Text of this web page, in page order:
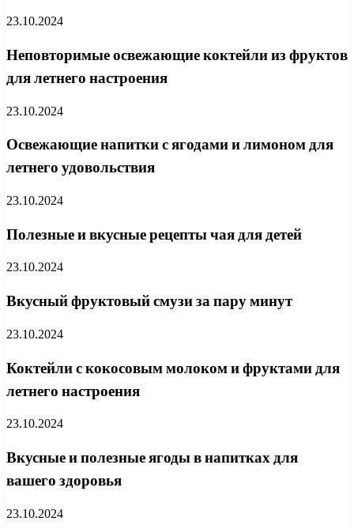
23.10.2024
Неповторимые освежающие коктейли из фруктов
для летнего настроения
23.10.2024
Освежающие напитки с ягодами и лимоном для
летнего удовольствия
23.10.2024
Полезные и вкусные рецепты чая для детей
23.10.2024
Вкусный фруктовый смузи за пару минут
23.10.2024
Коктейли с кокосовым молоком и фруктами для
летнего настроения
23.10.2024
Вкусные и полезные ягоды в напитках для
вашего здоровья
23.10.2024